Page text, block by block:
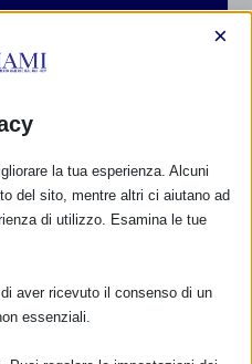
EVENTI
E
GRATUITO
×
la tua esperienza. Alcuni
del sito, mentre altri ci aiutano ad
di utilizzo. Esamina le tue
aver ricevuto il consenso di un
essenziali.